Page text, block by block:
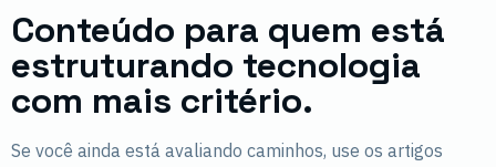
Conteúdo para quem está
estruturando tecnologia
com mais critério.
Se você ainda está avaliando caminhos, use os artigos